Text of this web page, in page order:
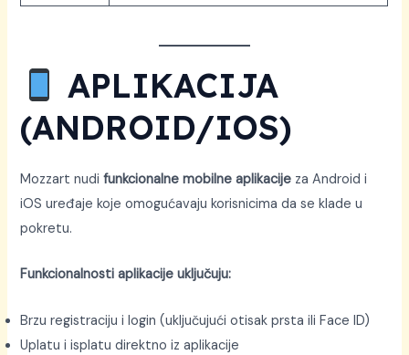
APLIKACIJA
(ANDROID/IOS)
Mozzart nudifunkcionalne mobilne aplikacije za Android i
iOS uređaje koje omogućavaju korisnicima da se klade u
pokretu.
Funkcionalnosti aplikacije uključuju:
Brzu registraciju i login (uključujući otisak prsta ili Face ID)
Uplatu i isplatu direktno iz aplikacije